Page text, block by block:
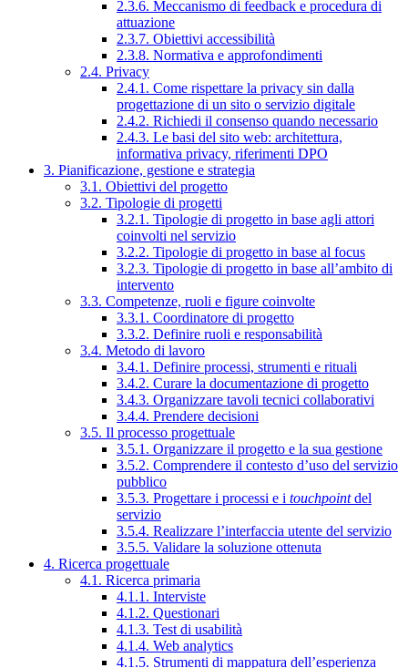
2.3.6. Meccanismo di feedback e procedura di
attuazione
2.3.7. Obiettivi accessibilità
2.3.8. Normativa e approfondimenti
2.4. Privacy
2.4.1. Come rispettare la privacy sin dalla
progettazione di un sito o servizio digitale
2.4.2. Richiedi il consenso quando necessario
2.4.3. Le basi del sito web: architettura,
informativa privacy, riferimenti DPO
3. Pianificazione, gestione e strategia
3.1. Obiettivi del progetto
3.2. Tipologie di progetti
3.2.1. Tipologie di progetto in base agli attori
coinvolti nel servizio
3.2.2. Tipologie di progetto in base al focus
3.2.3. Tipologie di progetto in base all’ambito di
intervento
3.3. Competenze, ruoli e figure coinvolte
3.3.1. Coordinatore di progetto
3.3.2. Definire ruoli e responsabilità
3.4. Metodo di lavoro
3.4.1. Definire processi, strumenti e rituali
3.4.2. Curare la documentazione di progetto
3.4.3. Organizzare tavoli tecnici collaborativi
3.4.4. Prendere decisioni
3.5. Il processo progettuale
3.5.1. Organizzare il progetto e la sua gestione
3.5.2. Comprendere il contesto d’uso del servizio
pubblico
3.5.3. Progettare i processi e i touchpointdel
servizio
3.5.4. Realizzare l’interfaccia utente del servizio
3.5.5. Validare la soluzione ottenuta
4. Ricerca progettuale
4.1. Ricerca primaria
4.1.1. Interviste
4.1.2. Questionari
4.1.3. Test di usabilità
4.1.4. Web analytics
4.1.5. Strumenti di mappatura dell’esperienza